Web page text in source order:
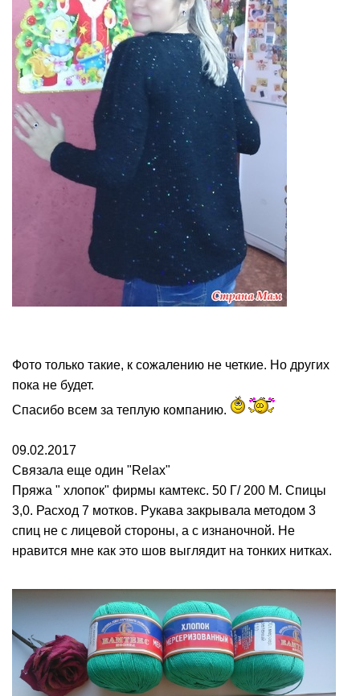
Фото только такие, к сожалению не четкие. Но других
пока не будет.
Спасибо всем за теплую компанию.
09.02.2017
Связала еще один "Relax"
Пряжа " хлопок" фирмы камтекс. 50 Г/ 200 М. Спицы
3,0. Расход 7 мотков. Рукава закрывала методом 3
спиц не с лицевой стороны, а с изнаночной. Не
нравится мне как это шов выглядит на тонких нитках.